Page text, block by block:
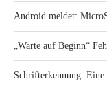
Android meldet:
„Warte auf Beginn“
Schrifterkennung: